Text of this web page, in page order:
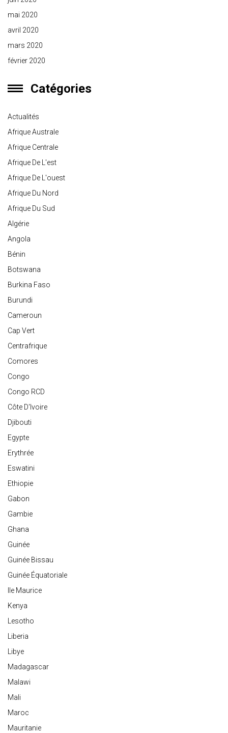
mai 2020
avril 2020
mars 2020
février 2020
Catégories
Actualités
Afrique Australe
Afrique Centrale
Afrique De L'est
Afrique De L'ouest
Afrique Du Nord
Afrique Du Sud
Algérie
Angola
Bénin
Botswana
Burkina Faso
Burundi
Cameroun
Cap Vert
Centrafrique
Comores
Congo
Congo RCD
Côte D'Ivoire
Djibouti
Egypte
Erythrée
Eswatini
Ethiopie
Gabon
Gambie
Ghana
Guinée
Guinée Bissau
Guinée Équatoriale
Ile Maurice
Kenya
Lesotho
Liberia
Libye
Madagascar
Malawi
Mali
Maroc
Mauritanie